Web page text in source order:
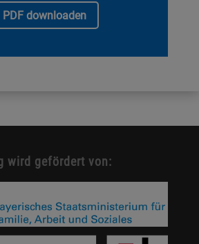
PDF downloaden
wird gefördert von: